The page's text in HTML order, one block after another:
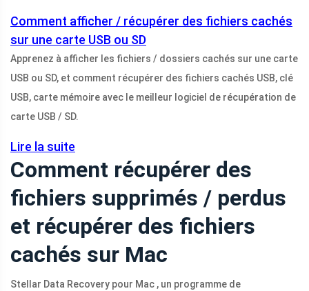
Comment afficher / récupérer des fichiers cachés
sur une carte USB ou SD
Apprenez à afficher les fichiers / dossiers cachés sur une carte
USB ou SD, et comment récupérer des fichiers cachés USB, clé
USB, carte mémoire avec le meilleur logiciel de récupération de
carte USB / SD.
Lire la suite
Comment récupérer des
fichiers supprimés / perdus
et récupérer des fichiers
cachés sur Mac
Stellar Data Recovery pour Mac , un programme de